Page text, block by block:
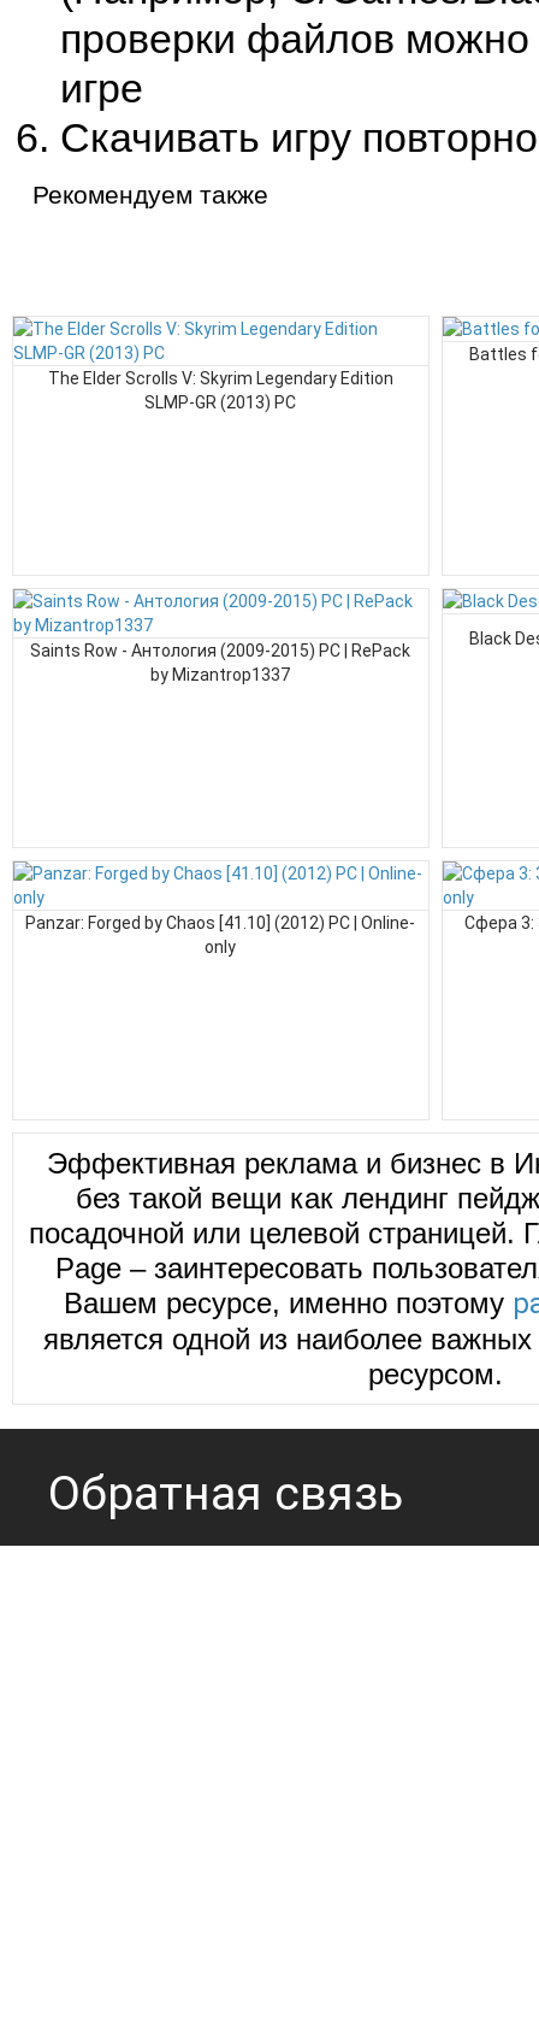
проверки файлов можно
игре
Скачивать игру
Рекомендуем также
The Elder Scrolls V: Skyrim Legendary Edition
SLMP-GR (2013) PC
Battles
Saints Row - Антология (2009-2015) PC | RePack
by Mizantrop1337
Black
Panzar: Forged by Chaos [41.10] (2012) РС | Online-
only
Сфера 3:
Эффективная реклама и бизнес в
без такой вещи как лендинг
посадочной или целевой страницей.
Page – заинтересовать
Вашем ресурсе, именно поэтому
является одной из наиболее
ресурсом.
Обратная связь